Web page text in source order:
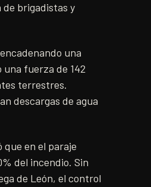
brigadistas y
una
fuerza de 142
terrestres.
descargas de agua
que en el paraje
del incendio. Sin
de León, el control